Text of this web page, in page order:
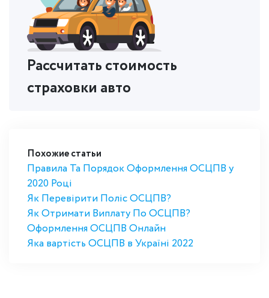
Рассчитать стоимость
страховки авто
Похожие статьи
Правила Та Порядок Оформлення ОСЦПВ у
2020 Році
Як Перевірити Поліс ОСЦПВ?
Як Отримати Виплату По ОСЦПВ?
Оформлення ОСЦПВ Онлайн
Яка вартість ОСЦПВ в Україні 2022